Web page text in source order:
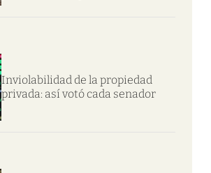
Inviolabilidad de la propiedad
privada: así votó cada senador